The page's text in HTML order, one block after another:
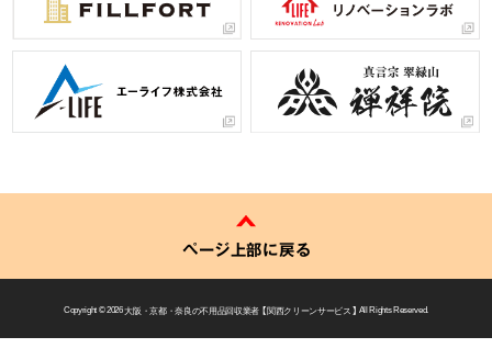
ページ上部に戻る
Copyright © 2026大阪・京都・奈良の不用品回収業者 【 関西クリーンサービス 】 All Rights Reserved.